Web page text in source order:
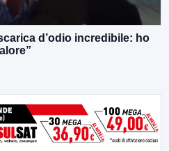
d’odio incredibile: ho